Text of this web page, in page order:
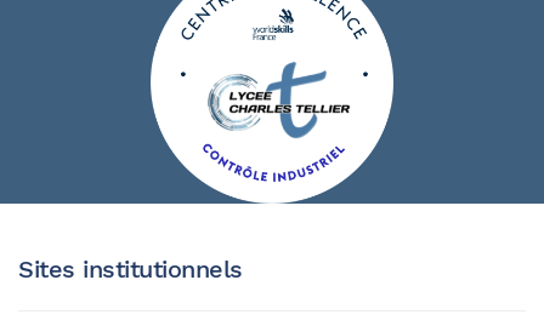
Sites institutionnels